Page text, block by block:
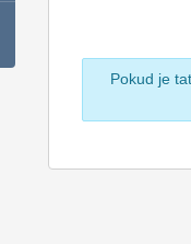
Pokud je